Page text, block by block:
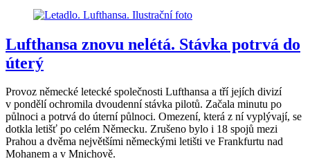
Lufthansa znovu nelétá. Stávka potrvá do
úterý
Provoz německé letecké společnosti Lufthansa a tří jejích divizí
v pondělí ochromila dvoudenní stávka pilotů. Začala minutu po
půlnoci a potrvá do úterní půlnoci. Omezení, která z ní vyplývají, se
dotkla letišť po celém Německu. Zrušeno bylo i 18 spojů mezi
Prahou a dvěma největšími německými letišti ve Frankfurtu nad
Mohanem a v Mnichově.